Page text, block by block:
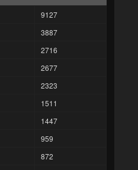
9127
3887
2716
2677
2323
1511
1447
959
872